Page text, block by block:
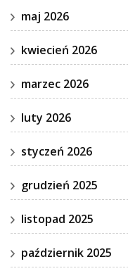
maj 2026
kwiecień 2026
marzec 2026
luty 2026
styczeń 2026
grudzień 2025
listopad 2025
październik 2025